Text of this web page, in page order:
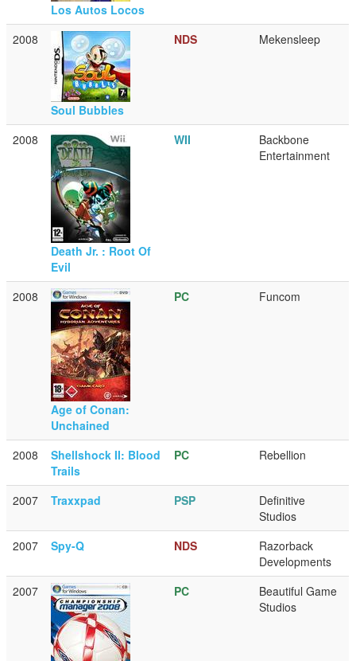
Los Autos Locos
2008
Soul Bubbles
NDS Mekensleep
2008
Death Jr. : Root Of
Evil
WII
Backbone
Entertainment
2008
Age of Conan:
Unchained
PC Funcom
2008
Shellshock II: Blood
Trails
PC Rebellion
2007 Traxxpad PSP
Definitive
Studios
2007
Spy-Q NDS
Razorback
Developments
2007
PC
Beautiful Game
Studios